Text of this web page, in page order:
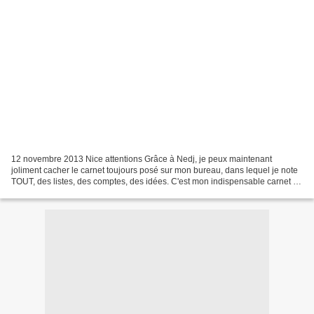
12 novembre 2013 Nice attentions Grâce à Nedj, je peux maintenant
joliment cacher le carnet toujours posé sur mon bureau, dans lequel je note
TOUT, des listes, des comptes, des idées. C'est mon indispensable carnet de